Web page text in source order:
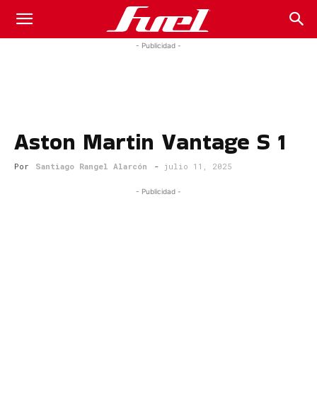
Fuel
Magazine
- Publicidad -
Aston Martin Vantage S 1
Por Santiago Rangel Alarcón - julio 11, 2025
- Publicidad -